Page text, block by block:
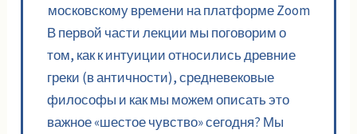
московскому времени на платформе Zoom
В первой части лекции мы поговорим о
том, как к интуиции относились древние
греки (в античности), средневековые
философы и как мы можем описать это
важное «шестое чувство» сегодня? Мы